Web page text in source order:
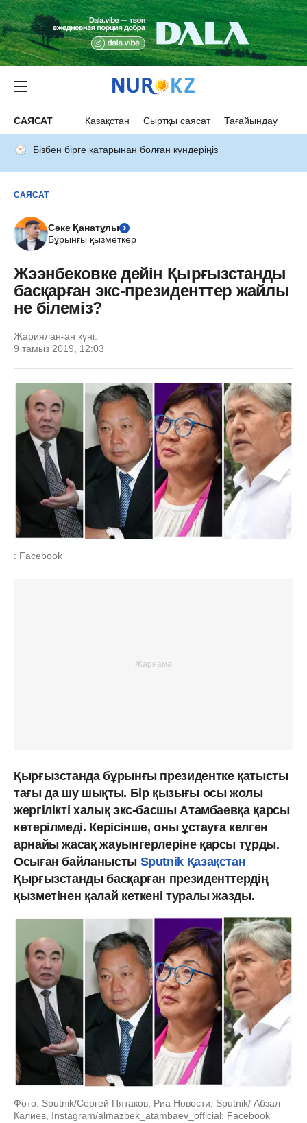
САЯСАТ Қазақстан Сыртқы саясат Тағайындау
Бізбен бірге қатарынан болған күндеріңіз
САЯСАТ
Сәке Қанатұлы
Бұрынғы қызметкер
Жээнбековке дейін Қырғызстанды
басқарған экс-президенттер жайлы
не білеміз?
Жарияланған күні:
9 тамыз 2019, 12:03
: Facebook
Қырғызстанда бұрынғы президентке қатысты
тағы да шу шықты. Бір қызығы осы жолы
жергілікті халық экс-басшы Атамбаевқа қарсы
көтерілмеді. Керісінше, оны ұстауға келген
арнайы жасақ жауынгерлеріне қарсы тұрды.
Осыған байланысты Sputnik Қазақстан
Қырғызстанды басқарған президенттердің
қызметінен қалай кеткені туралы жазды.
Фото: Sputnik/Сергей Пятаков, Риа Новости, Sputnik/ Абзал
Калиев, Instagram/almazbek_atambaev_official: Facebook